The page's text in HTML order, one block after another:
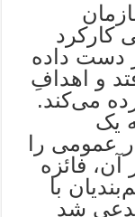
کارکرد
دست داده
و اهدافِ
می‌کند.
یک
عمومی را
فائزه
با
مدعی شد